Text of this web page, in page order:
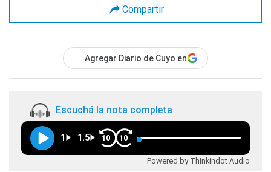
Compartir
Agregar Diario de Cuyo en
Escuchá la nota completa
1 1.5 10 10
Powered by Thinkindot Audio